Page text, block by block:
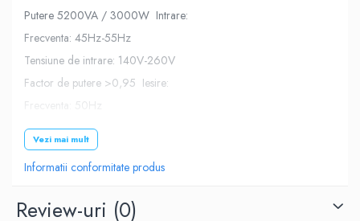
Putere 5200VA / 3000W Intrare:
Frecventa: 45Hz-55Hz
Tensiune de intrare: 140V-260V
Factor de putere >0,95 Iesire:
Frecventa: 50Hz
Tensiune de iesire: 230V ~ AC
Timp de transformare mai mic de o secunda Eficienta 97% - 99%
Unda sinusoidala pura Factor de putere 0,98
Protectie la suprasarcina si scurtcircuit
Vezi mai mult
Informatii conformitate produs
Review-uri (0)